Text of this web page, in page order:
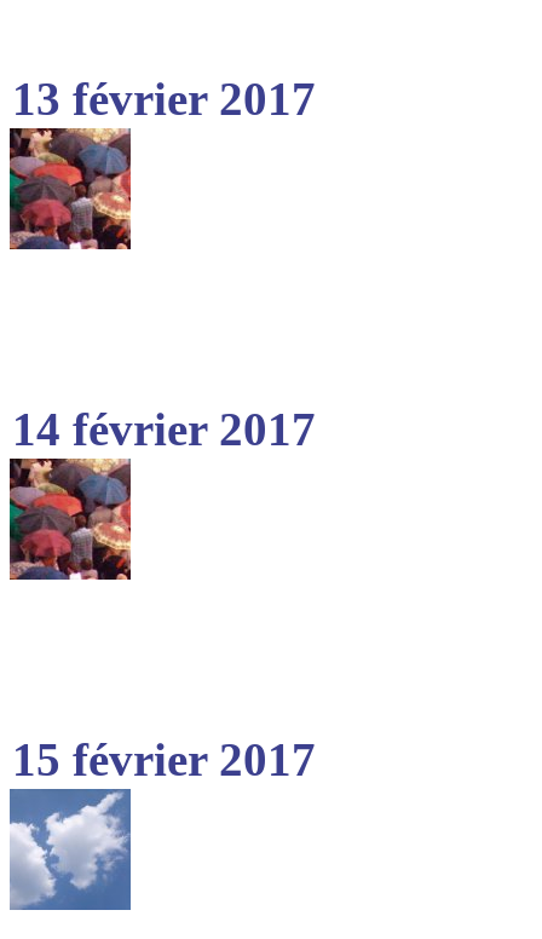
13 février 2017
14 février 2017
15 février 2017